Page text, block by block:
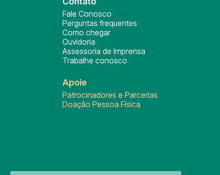
Fale Conosco
Perguntas frequentes
Como chegar
Ouvidoria
Assessoria de Imprensa
Trabalhe conosco
Apoie
Patrocinadores e Parcerias
Doação Pessoa Física